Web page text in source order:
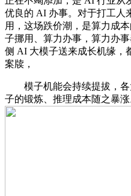
优良的 AI 办事。对于打工人
用，这场跌价潮，是算力成
子挪用、算力办事，算力办
侧 AI 大模子送来成长机缘，
案牍，
模子机能会持续提拔，各
子的锻炼、推理成本随之暴涨